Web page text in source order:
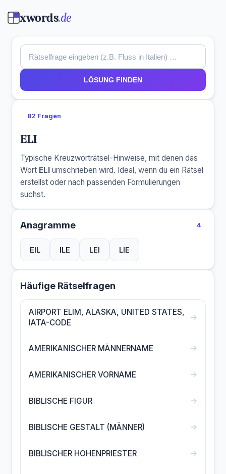
xwords.de
LÖSUNG FINDEN
82 Fragen
ELI
Typische Kreuzworträtsel-Hinweise, mit denen das
Wort ELI umschrieben wird. Ideal, wenn du ein Rätsel
erstellst oder nach passenden Formulierungen
suchst.
Anagramme 4
EIL ILE LEI LIE
Häufige Rätselfragen
AIRPORT ELIM, ALASKA, UNITED STATES,
IATA-CODE
→
AMERIKANISCHER MÄNNERNAME →
AMERIKANISCHER VORNAME →
BIBLISCHE FIGUR →
BIBLISCHE GESTALT (MÄNNER) →
BIBLISCHER HOHENPRIESTER →